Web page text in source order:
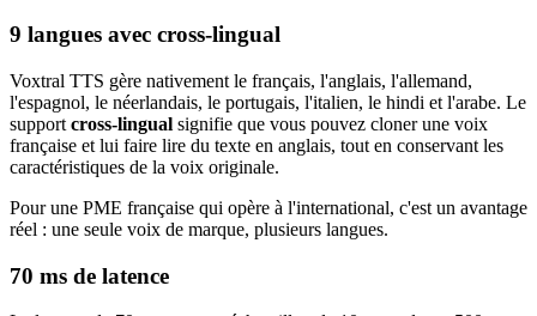
9 langues avec cross-lingual
Voxtral TTS gère nativement le français, l'anglais, l'allemand,
l'espagnol, le néerlandais, le portugais, l'italien, le hindi et l'arabe. Le
support cross-lingual signifie que vous pouvez cloner une voix
française et lui faire lire du texte en anglais, tout en conservant les
caractéristiques de la voix originale.
Pour une PME française qui opère à l'international, c'est un avantage
réel : une seule voix de marque, plusieurs langues.
70 ms de latence